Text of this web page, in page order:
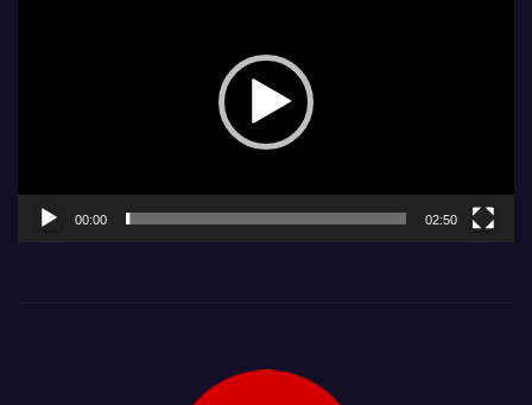
00:00 02:50